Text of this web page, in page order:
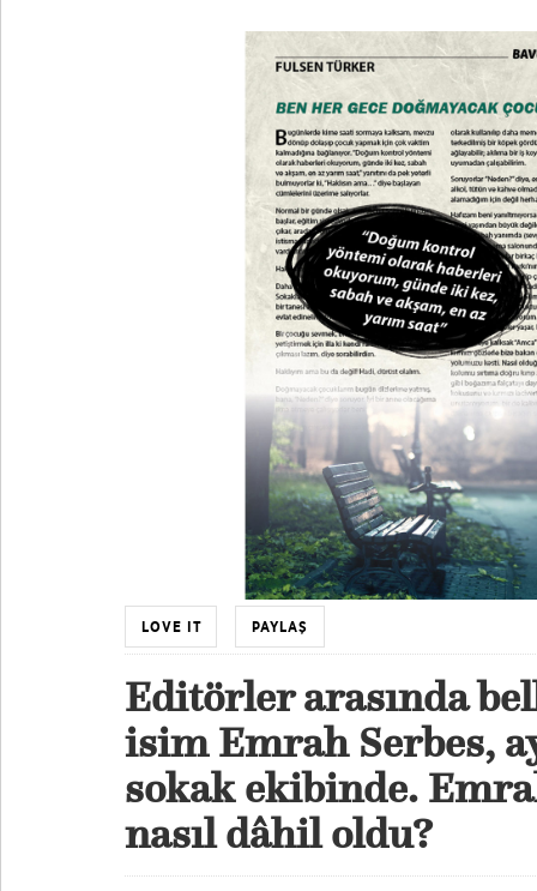
LOVE IT PAYLAŞ
Editörler arasında
isim Emrah Serbes,
sokak ekibinde.
nasıl dâhil oldu?